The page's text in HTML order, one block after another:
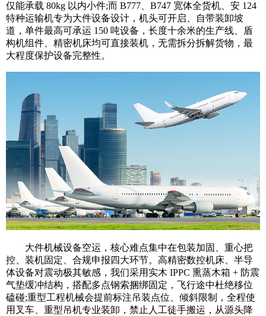
仅能承载 80kg 以内小件;而 B777、B747 宽体全货机、安 124
特种运输机专为大件设备设计，机头可开启、自带装卸坡
道，单件最高可承运 150 吨设备，长度十余米的生产线、盾
构机组件、精密机床均可直接装机，无需拆分拆解货物，最
大程度保护设备完整性。
大件机械设备空运，核心难点集中在包装加固、重心把
控、装机固定、合规申报四大环节。高精密数控机床、半导
体设备对震动极其敏感，我们采用实木 IPPC 熏蒸木箱 + 防震
气垫缓冲结构，搭配多点钢索捆绑固定，飞行途中杜绝移位
磕碰;重型工程机械会提前标注吊装点位、倾斜限制，全程使
用叉车、重型吊机专业装卸，禁止人工徒手搬运，从源头降